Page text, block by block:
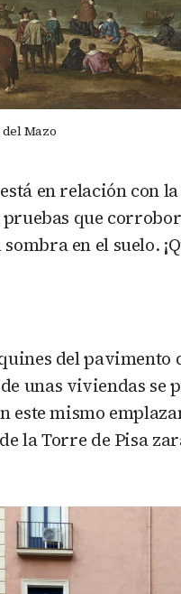
Mazo
en relación con
que
en el suelo.
del pavimento
unas viviendas
este mismo
la Torre de Pisa